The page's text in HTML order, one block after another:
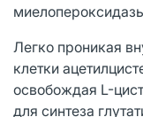
Легко проникая
клетки
освобождая L-
для синтеза